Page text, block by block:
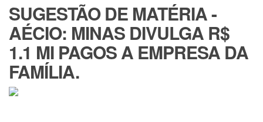
SUGESTÃO DE MATÉRIA -
AÉCIO: MINAS DIVULGA R$
1.1 MI PAGOS A EMPRESA DA
FAMÍLIA.